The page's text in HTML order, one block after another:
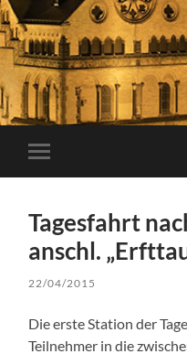
Mobile-
Menü
Tagesfahrt
anschl.
22/04/2015
Die erste Station der
Teilnehmer in die